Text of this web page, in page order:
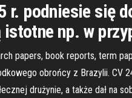
r. podniesie się
np. w
papers, book reports, term
obrońcy z Brazylii. CV
drużynie, a także dał na